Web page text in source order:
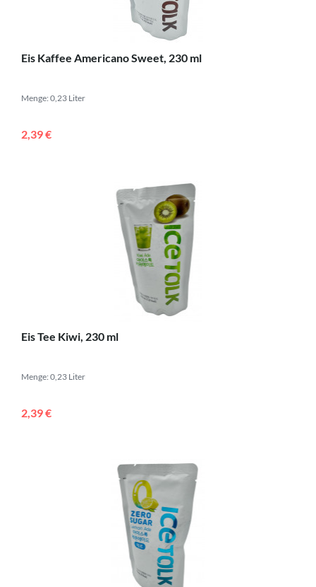
Eis Kaffee Americano Sweet, 230 ml
Menge: 0,23 Liter
2,39 €
Eis Tee Kiwi, 230 ml
Menge: 0,23 Liter
2,39 €